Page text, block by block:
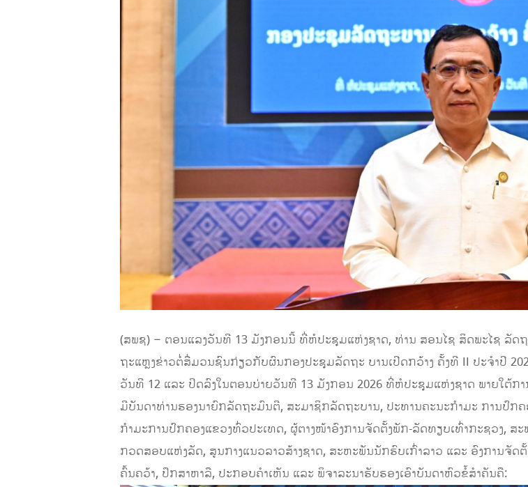
(ສພຊ) – ຕອນແລງວັນທີ 13 ມັງກອນນີ້ ທີ່ຫໍປະຊຸມແຫ່ງຊາດ, ທ່ານ ສອນໄຊ ສິດພະໄຊ ລັດ
ຖະແຫຼງຂ່າວຕໍ່ສື່ມວນຊົນກ່ຽວກັບຜົນກອງປະຊຸມລັດຖະ ບານເປີດກວ້າງ ຄັ້ງທີ II ປະຈຳປີ
ວັນທີ 12 ແລະ ປິດລົງໃນຕອນບ່າຍວັນທີ 13 ມັງກອນ 2026 ທີ່ຫໍປະຊຸມແຫ່ງຊາດ ພາຍໃຕ້
ມີບັນດາທ່ານຮອງນາຍົກລັດຖະມົນຕີ, ສະມາຊິກລັດຖະບານ, ປະທານຄະນະກຳມະ ການປົກ
ກຳມະການປົກຄອງແຂວງທົ່ວປະເທດ, ຜູ້ຕາງໜ້າອົງການຈັດຕັ້ງພັກ-ລັດທຽບເທົ່າກະຊວງ, ສ
ກວດສອບແຫ່ງລັດ, ສູນກາງແນວລາວສ້າງຊາດ, ສະຫະພັນນັກຮົບເກົ່າລາວ ແລະ ອົງການຈັ
ຄົ້ນຄວ້າ, ປຶກສາຫາລື, ປະກອບຄໍາເຫັນ ແລະ ພິຈາລະນາຮັບຮອງເອົາບັນດາຫົວຂໍ້ສໍາຄັນຄື: